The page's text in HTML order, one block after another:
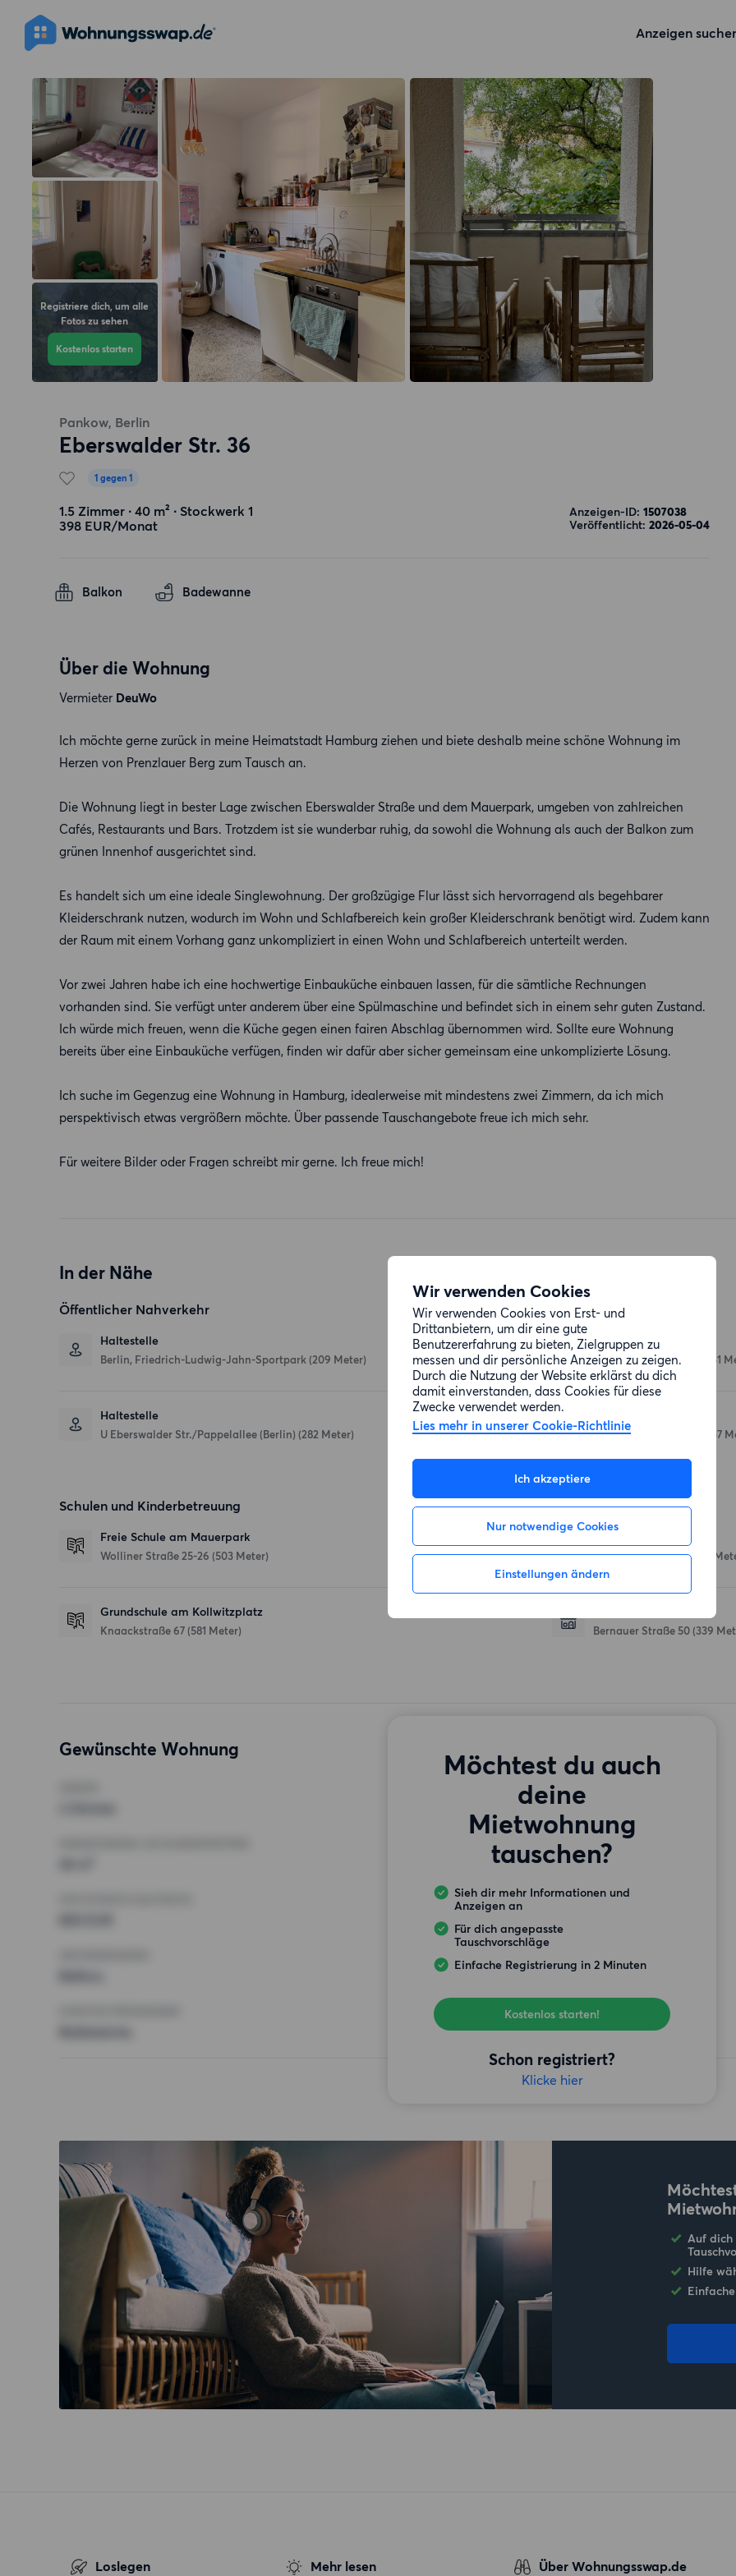
Wir verwenden Cookies
Wir verwenden Cookies von Erst- und
Drittanbietern, um dir eine gute
Benutzererfahrung zu bieten, Zielgruppen zu
messen und dir persönliche Anzeigen zu zeigen.
Durch die Nutzung der Website erklärst du dich
damit einverstanden, dass Cookies für diese
Zwecke verwendet werden.
Lies mehr in unserer Cookie-Richtlinie
Ich akzeptiere
Nur notwendige Cookies
Einstellungen ändern
Anzeigen
Registriere dich, um alle
Fotos zu sehen
Kostenlos starten
Pankow, Berlin
Eberswalder Str. 36
1 gegen 1
1.5 Zimmer ∙ 40 m² ∙ Stockwerk 1
398 EUR/Monat
Anzeigen-ID: 1507038
Veröffentlicht: 2026-05-04
Balkon Badewanne
Über die Wohnung
Vermieter DeuWo
Ich möchte gerne zurück in meine Heimatstadt Hamburg ziehen und biete deshalb meine schöne Wohnung im
Herzen von Prenzlauer Berg zum Tausch an.
Die Wohnung liegt in bester Lage zwischen Eberswalder Straße und dem Mauerpark, umgeben von zahlreichen
Cafés, Restaurants und Bars. Trotzdem ist sie wunderbar ruhig, da sowohl die Wohnung als auch der Balkon zum
grünen Innenhof ausgerichtet sind.
Es handelt sich um eine ideale Singlewohnung. Der großzügige Flur lässt sich hervorragend als begehbarer
Kleiderschrank nutzen, wodurch im Wohn und Schlafbereich kein großer Kleiderschrank benötigt wird. Zudem kann
der Raum mit einem Vorhang ganz unkompliziert in einen Wohn und Schlafbereich unterteilt werden.
Vor zwei Jahren habe ich eine hochwertige Einbauküche einbauen lassen, für die sämtliche Rechnungen
vorhanden sind. Sie verfügt unter anderem über eine Spülmaschine und befindet sich in einem sehr guten Zustand.
Ich würde mich freuen, wenn die Küche gegen einen fairen Abschlag übernommen wird. Sollte eure Wohnung
bereits über eine Einbauküche verfügen, finden wir dafür aber sicher gemeinsam eine unkomplizierte Lösung.
Ich suche im Gegenzug eine Wohnung in Hamburg, idealerweise mit mindestens zwei Zimmern, da ich mich
perspektivisch etwas vergrößern möchte. Über passende Tauschangebote freue ich mich sehr.
Für weitere Bilder oder Fragen schreibt mir gerne. Ich freue mich!
In der Nähe
Öffentlicher Nahverkehr
Haltestelle
Berlin, Friedrich-Ludwig-Jahn-Sportpark (209 Meter)
Haltestelle
U Eberswalder Str./Pappelallee (Berlin) (282 Meter)
Restaurants
Chay35
Eberswalder Straße 35 (31
Eberswalder Straße 35 (37
Schulen und Kinderbetreuung
Freie Schule am Mauerpark
Wolliner Straße 25-26 (503 Meter)
Grundschule am Kollwitzplatz
Knaackstraße 67 (581 Meter)
Einkaufsmöglichkeiten
Kastanienallee 101(266
Bernauer Straße 50 (339
Gewünschte Wohnung
Möchtest du auch
deine
Mietwohnung
tauschen?
Sieh dir mehr Informationen und
Anzeigen an
Für dich angepasste
Tauschvorschläge
Einfache Registrierung in 2 Minuten
Kostenlos starten!
Schon registriert?
Klicke hier
Auf dich
Hilfe
Loslegen Mehr lesen Über Wohnungsswap.de